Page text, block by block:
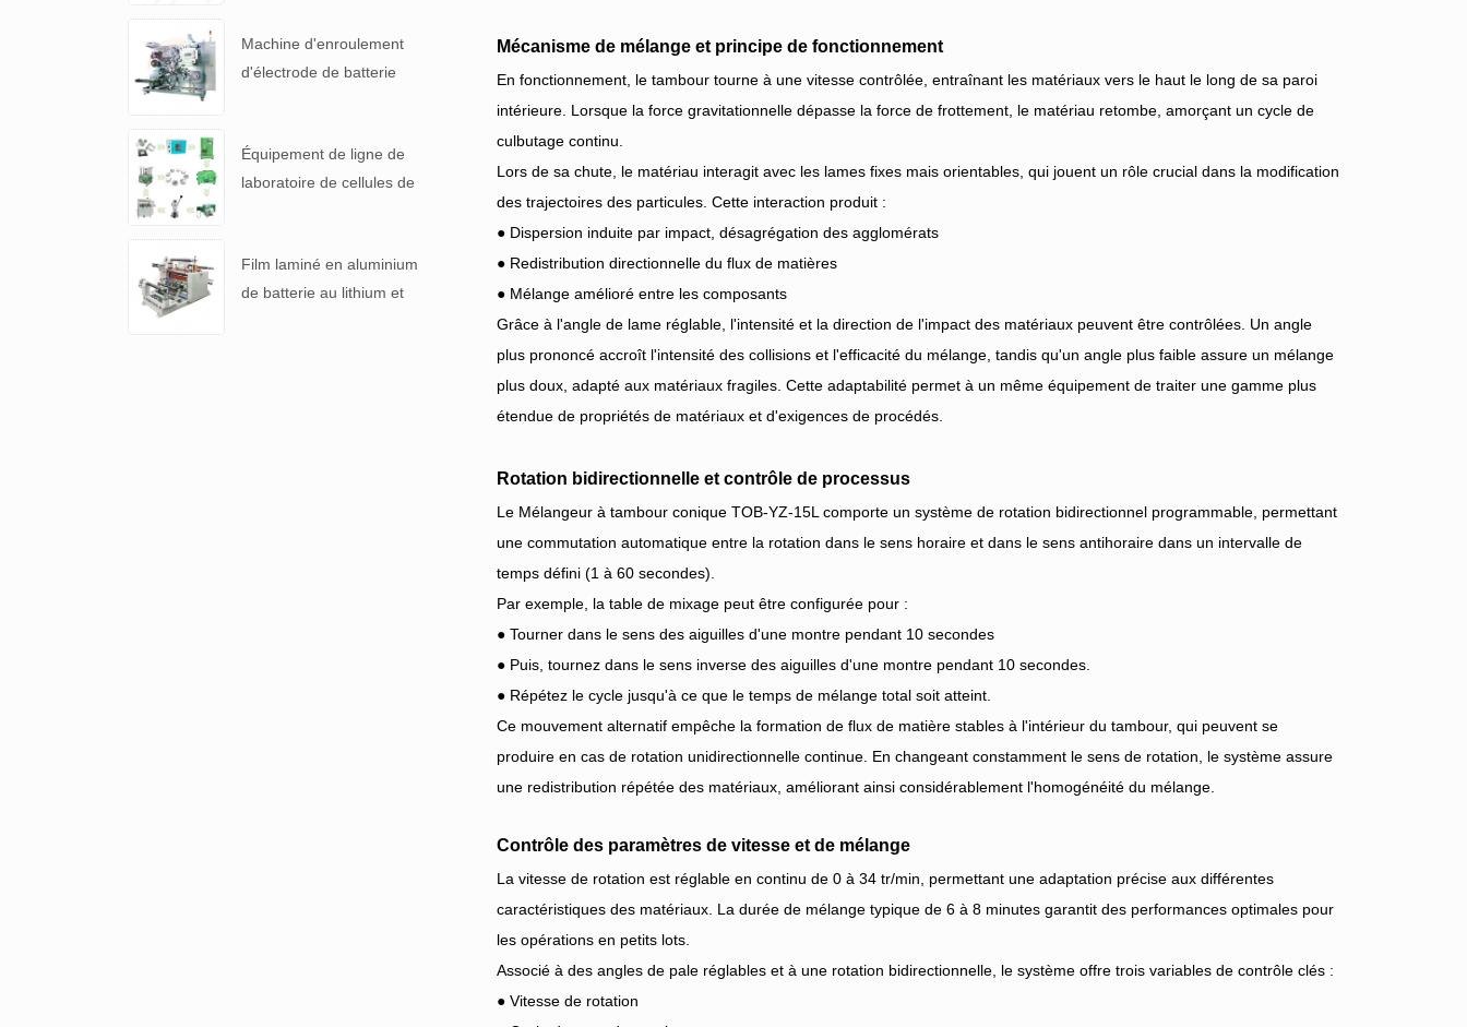
Machine d'enroulement
d'électrode de batterie
Équipement de ligne de
laboratoire de cellules de
Film laminé en aluminium
de batterie au lithium et
Mécanisme de mélange et principe de fonctionnement
En fonctionnement, le tambour tourne à une vitesse contrôlée, entraînant les matériaux vers le haut le long de sa paroi
intérieure. Lorsque la force gravitationnelle dépasse la force de frottement, le matériau retombe, amorçant un cycle de
culbutage continu.
Lors de sa chute, le matériau interagit avec les lames fixes mais orientables, qui jouent un rôle crucial dans la modification
des trajectoires des particules. Cette interaction produit :
● Dispersion induite par impact, désagrégation des agglomérats
● Redistribution directionnelle du flux de matières
● Mélange amélioré entre les composants
Grâce à l'angle de lame réglable, l'intensité et la direction de l'impact des matériaux peuvent être contrôlées. Un angle
plus prononcé accroît l'intensité des collisions et l'efficacité du mélange, tandis qu'un angle plus faible assure un mélange
plus doux, adapté aux matériaux fragiles. Cette adaptabilité permet à un même équipement de traiter une gamme plus
étendue de propriétés de matériaux et d'exigences de procédés.
Rotation bidirectionnelle et contrôle de processus
Le Mélangeur à tambour conique TOB-YZ-15L comporte un système de rotation bidirectionnel programmable, permettant
une commutation automatique entre la rotation dans le sens horaire et dans le sens antihoraire dans un intervalle de
temps défini (1 à 60 secondes).
Par exemple, la table de mixage peut être configurée pour :
● Tourner dans le sens des aiguilles d'une montre pendant 10 secondes
● Puis, tournez dans le sens inverse des aiguilles d'une montre pendant 10 secondes.
● Répétez le cycle jusqu'à ce que le temps de mélange total soit atteint.
Ce mouvement alternatif empêche la formation de flux de matière stables à l'intérieur du tambour, qui peuvent se
produire en cas de rotation unidirectionnelle continue. En changeant constamment le sens de rotation, le système assure
une redistribution répétée des matériaux, améliorant ainsi considérablement l'homogénéité du mélange.
Contrôle des paramètres de vitesse et de mélange
La vitesse de rotation est réglable en continu de 0 à 34 tr/min, permettant une adaptation précise aux différentes
caractéristiques des matériaux. La durée de mélange typique de 6 à 8 minutes garantit des performances optimales pour
les opérations en petits lots.
Associé à des angles de pale réglables et à une rotation bidirectionnelle, le système offre trois variables de contrôle clés :
● Vitesse de rotation